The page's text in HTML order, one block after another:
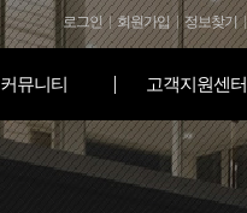
커뮤니티 고객지원센터
로그인 회원가입 정보찾기